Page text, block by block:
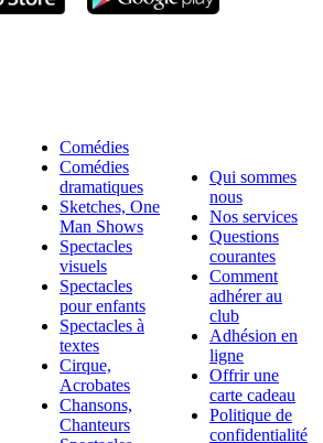
Comédies
Comédies
dramatiques
Sketches, One
Man Shows
Spectacles
visuels
Spectacles
pour enfants
Spectacles à
textes
Cirque,
Acrobates
Chansons,
Chanteurs
Qui sommes
nous
Nos services
Questions
courantes
Comment
adhérer au
club
Adhésion en
ligne
Offrir une
carte cadeau
Politique de
confidentialité